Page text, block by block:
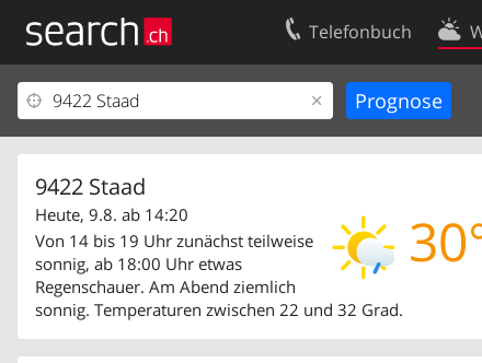
Telefonbuch
9422 Staad
Heute, 9.8. ab 14:20
Von 14 bis 19 Uhr zunächst teilweise
sonnig, ab 18:00 Uhr etwas
Regenschauer. Am Abend ziemlich
sonnig. Temperaturen zwischen 22 und 32 Grad.
Ihr Eintrag
Kundencenter Geschäftskunden
Kontakt